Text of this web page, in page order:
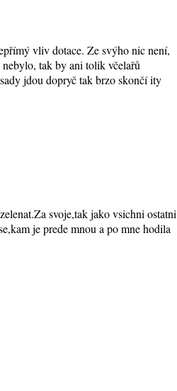
vliv dotace. Ze svýho nic není,
tak by ani tolik včelařů
jdou dopryč tak brzo skončí ity
svoje,tak jako vsichni ostatni
je prede mnou a po mne hodila